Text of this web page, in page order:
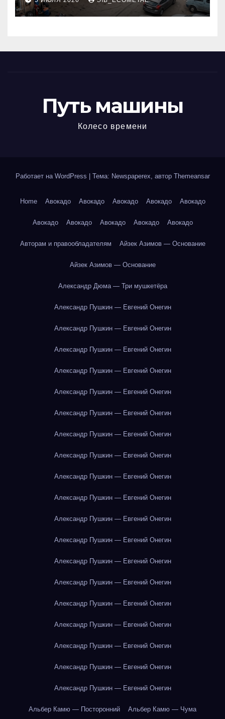
МКАД
Путь машины
Колесо времени
Работает на WordPress Тема: Newspaperex, автор Themeansar
Home Авокадо Авокадо Авокадо Авокадо Авокадо
Авокадо Авокадо Авокадо Авокадо Авокадо
Авторам и правообладателям Айзек Азимов — Основание
Айзек Азимов — Основание
Александр Дюма — Три мушкетёра
Александр Пушкин — Евгений Онегин
Александр Пушкин — Евгений Онегин
Александр Пушкин — Евгений Онегин
Александр Пушкин — Евгений Онегин
Александр Пушкин — Евгений Онегин
Александр Пушкин — Евгений Онегин
Александр Пушкин — Евгений Онегин
Александр Пушкин — Евгений Онегин
Александр Пушкин — Евгений Онегин
Александр Пушкин — Евгений Онегин
Александр Пушкин — Евгений Онегин
Александр Пушкин — Евгений Онегин
Александр Пушкин — Евгений Онегин
Александр Пушкин — Евгений Онегин
Александр Пушкин — Евгений Онегин
Александр Пушкин — Евгений Онегин
Александр Пушкин — Евгений Онегин
Александр Пушкин — Евгений Онегин
Александр Пушкин — Евгений Онегин
Альбер Камю — Посторонний Альбер Камю — Чума